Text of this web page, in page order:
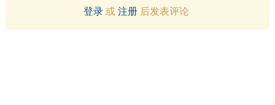
登录或 注册后发表评论